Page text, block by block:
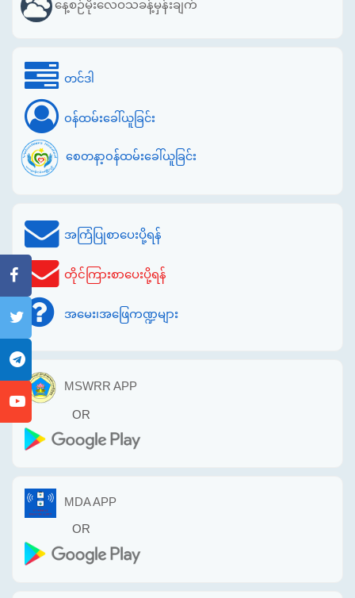
နေ့စဉ်မိုးလေဝသခန့်မှန်းချက်
တင်ဒါ
ဝန်ထမ်းခေါ်ယူခြင်း
စေတနာ့ဝန်ထမ်းခေါ်ယူခြင်း
အကြံပြုစာပေးပို့ရန်
တိုင်ကြားစာပေးပို့ရန်
အမေး၊အဖြေကဏ္ဍများ
MSWRR APP
OR
MDA APP
OR